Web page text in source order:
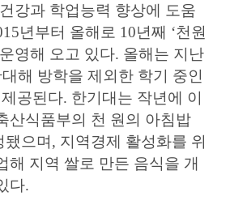
강과 학업능력 향상에 도움
년부터 올해로 10년째 ‘천원
영해 오고 있다. 올해는 지난
해 방학을 제외한 학기 중인
공된다. 한기대는 작년에 이
산식품부의 천 원의 아침밥
됐으며, 지역경제 활성화를 위
해 지역 쌀로 만든 음식을 개
다.